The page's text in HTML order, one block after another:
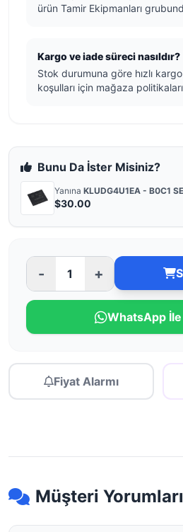
ürün Tamir Ekipmanları
Kargo ve iade süreci nasıldır?
Stok durumuna göre hızlı
koşulları için mağaza
Bunu Da İster Misiniz?
Yanına KLUDG4U1EA - B0C1
$30.00
- +
WhatsApp İle
Fiyat Alarmı
Müşteri Yorumları